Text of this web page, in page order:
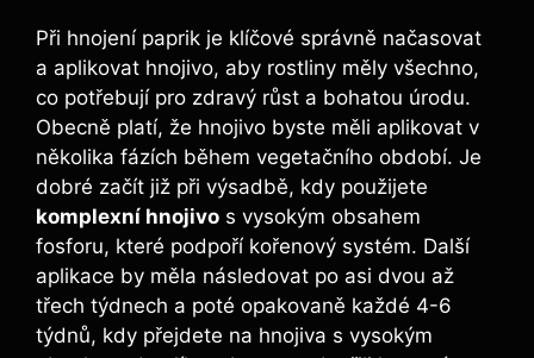
Při⁤ hnojení paprik⁣ je klíčové správně ⁤načasovat
a ‌aplikovat hnojivo, aby rostliny měly všechno,
⁢co potřebují pro‍ zdravý růst‌ a bohatou úrodu.
Obecně⁢ platí, že hnojivo byste měli aplikovat⁤ v
několika fázích během vegetačního období. ⁤Je⁤
dobré začít již při výsadbě, kdy použijete ⁤
komplexní⁣ hnojivo s vysokým⁣ obsahem
⁤fosforu, které podpoří kořenový systém. Další
aplikace by měla následovat po asi dvou až
třech týdnech a ‍poté opakovaně každé 4-6
týdnů, kdy přejdete na hnojiva s ​vysokým